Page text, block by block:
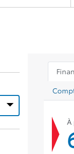
À